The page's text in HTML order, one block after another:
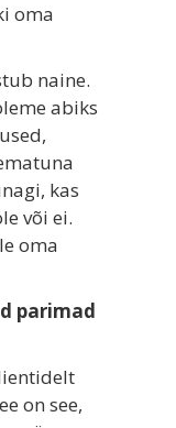
oma
naine.
abiks
kas
või ei.
oma
parimad
on see,